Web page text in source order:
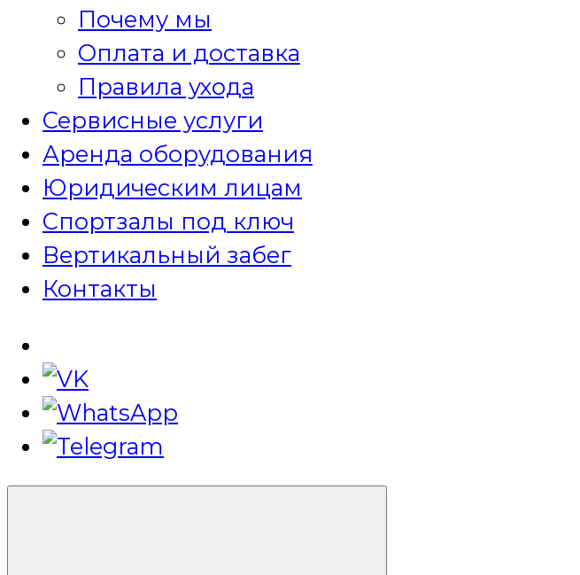
Почему мы
Оплата и доставка
Правила ухода
Сервисные услуги
Аренда оборудования
Юридическим лицам
Спортзалы под ключ
Вертикальный забег
Контакты